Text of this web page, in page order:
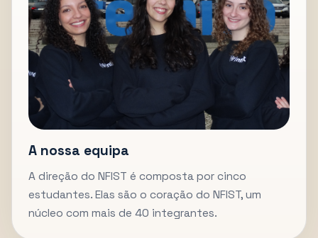
A nossa equipa
A direção do NFIST é composta por cinco
estudantes. Elas são o coração do NFIST, um
núcleo com mais de 40 integrantes.